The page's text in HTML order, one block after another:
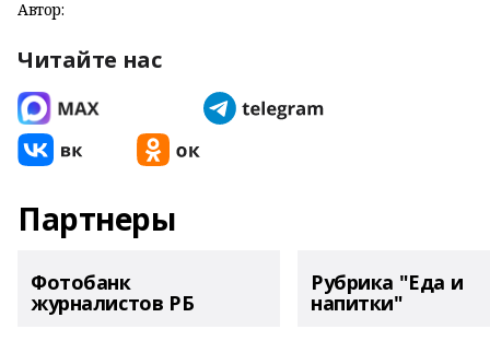
Автор:
Читайте нас
Партнеры
Фотобанк
журналистов РБ
Рубрика "Еда и
напитки"